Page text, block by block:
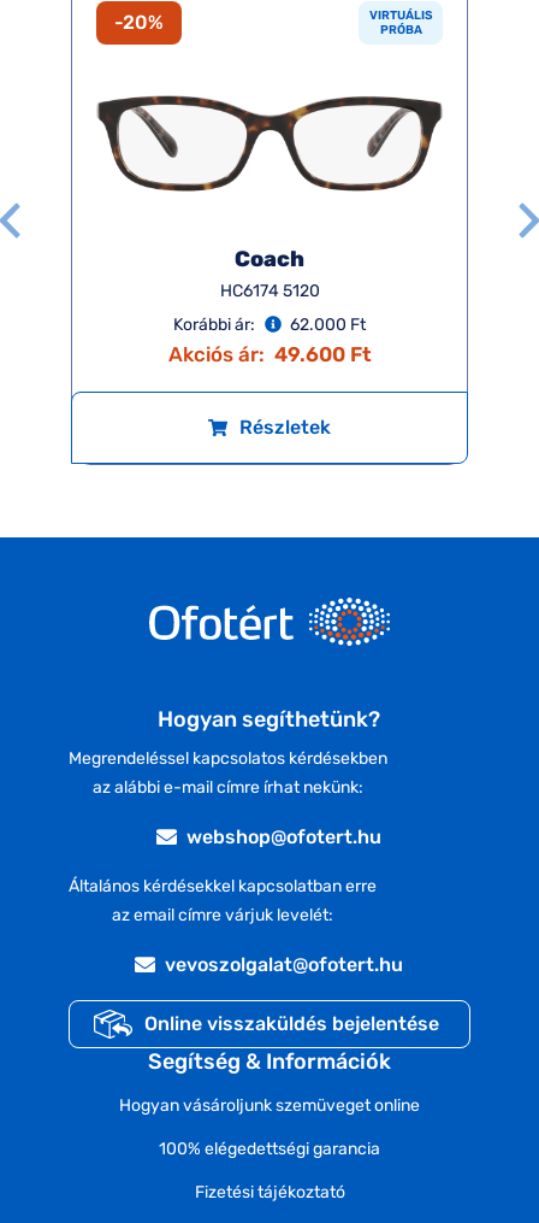
-20%
VIRTUÁLIS
PRÓBA
Coach
HC6174 5120
Korábbi ár:
62.000 Ft
Akciós ár: 49.600 Ft
Részletek
Hogyan segíthetünk?
Megrendeléssel kapcsolatos kérdésekben
az alábbi e-mail címre írhat nekünk:
webshop@ofotert.hu
Általános kérdésekkel kapcsolatban erre
az email címre várjuk levelét:
vevoszolgalat@ofotert.hu
Online visszaküldés bejelentése
Segítség & Információk
Hogyan vásároljunk szemüveget online
100% elégedettségi garancia
Fizetési tájékoztató